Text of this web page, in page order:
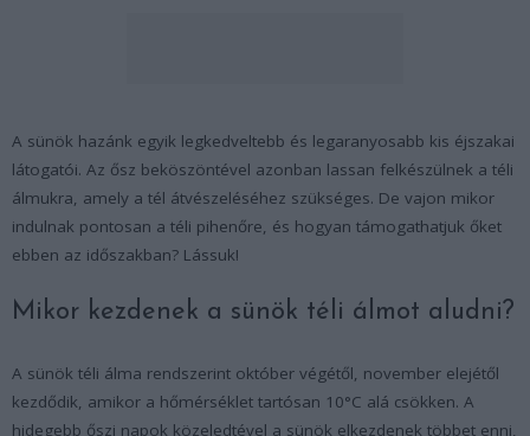
A sünök hazánk egyik legkedveltebb és legaranyosabb kis éjszakai
látogatói. Az ősz beköszöntével azonban lassan felkészülnek a téli
álmukra, amely a tél átvészeléséhez szükséges. De vajon mikor
indulnak pontosan a téli pihenőre, és hogyan támogathatjuk őket
ebben az időszakban? Lássuk!
Mikor kezdenek a sünök téli álmot aludni?
A sünök téli álma rendszerint október végétől, november elejétől
kezdődik, amikor a hőmérséklet tartósan 10°C alá csökken. A
hidegebb őszi napok közeledtével a sünök elkezdenek többet enni,